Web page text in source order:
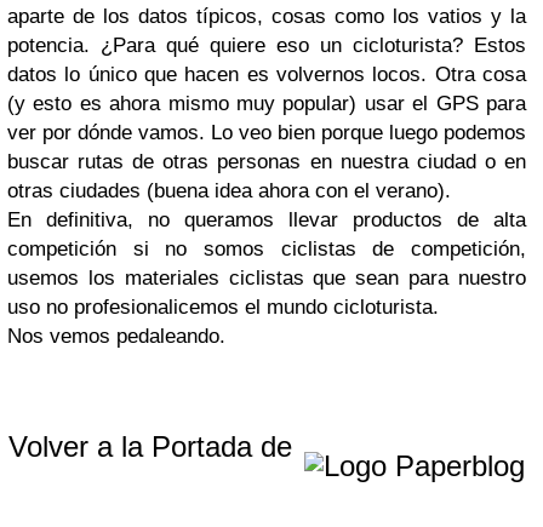
aparte de los datos típicos, cosas como los vatios y la
potencia. ¿Para qué quiere eso un cicloturista? Estos
datos lo único que hacen es volvernos locos. Otra cosa
(y esto es ahora mismo muy popular) usar el GPS para
ver por dónde vamos. Lo veo bien porque luego podemos
buscar rutas de otras personas en nuestra ciudad o en
otras ciudades (buena idea ahora con el verano).
En definitiva, no queramos llevar productos de alta
competición si no somos ciclistas de competición,
usemos los materiales ciclistas que sean para nuestro
uso no profesionalicemos el mundo cicloturista.
Nos vemos pedaleando.
Volver a la Portada de